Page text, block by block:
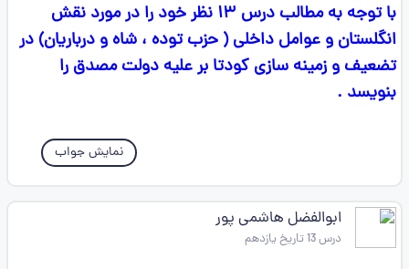
با توجه به مطالب درس ۱۳ نظر خود را در مورد نقش
انگلستان و عوامل داخلی ( حزب توده ، شاه و درباریان) در
تضعیف و زمینه سازی کودتا بر علیه دولت مصدق را
بنویسد .
نمایش جواب
ابوالفضل هاشمی پور
درس 13 تاریخ یازدهم